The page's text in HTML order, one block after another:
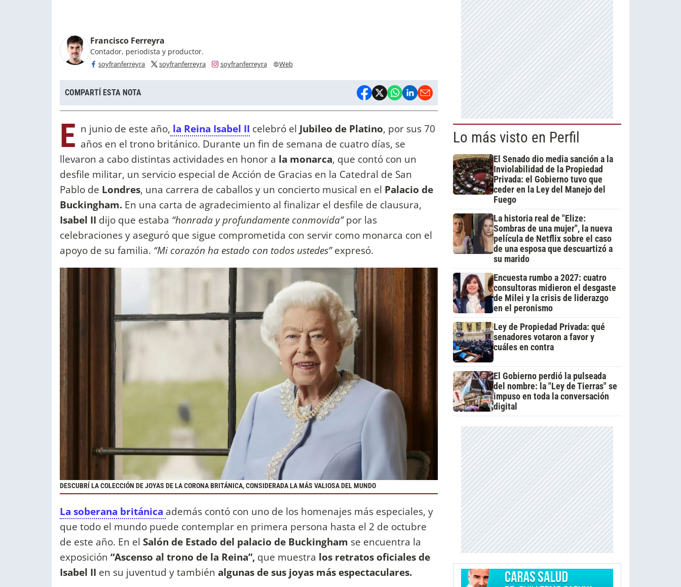
Francisco Ferreyra
Contador, periodista y productor.
soyfranferreyra soyfranferreyra soyfranferreyra Web
COMPARTÍ ESTA NOTA
E n junio de este año, la Reina Isabel II celebró el Jubileo de Platino, por sus 70
años en el trono británico. Durante un fin de semana de cuatro días, se
llevaron a cabo distintas actividades en honor a la monarca, que contó con un
desfile militar, un servicio especial de Acción de Gracias en la Catedral de San
Pablo de Londres, una carrera de caballos y un concierto musical en el Palacio de
Buckingham. En una carta de agradecimiento al finalizar el desfile de clausura,
Isabel II dijo que estaba “honrada y profundamente conmovida”por las
celebraciones y aseguró que sigue comprometida con servir como monarca con el
apoyo de su familia. “Mi corazón ha estado con todos ustedes”expresó.
DESCUBRÍ LA COLECCIÓN DE JOYAS DE LA CORONA BRITÁNICA, CONSIDERADA LA MÁS VALIOSA DEL MUNDO
La soberana británica además contó con uno de los homenajes más especiales, y
que todo el mundo puede contemplar en primera persona hasta el 2 de octubre
de este año. En el Salón de Estado del palacio de Buckingham se encuentra la
exposición “Ascenso al trono de la Reina”, que muestra los retratos oficiales de
Isabel II en su juventud y también algunas de sus joyas más espectaculares.
Lo más visto en Perfil
El Senado dio media sanción a la
Inviolabilidad de la Propiedad
Privada: el Gobierno tuvo que
ceder en la Ley del Manejo del
Fuego
La historia real de "Elize:
Sombras de una mujer", la nueva
película de Netflix sobre el caso
de una esposa que descuartizó a
su marido
Encuesta rumbo a 2027: cuatro
consultoras midieron el desgaste
de Milei y la crisis de liderazgo
en el peronismo
Ley de Propiedad Privada: qué
senadores votaron a favor y
cuáles en contra
El Gobierno perdió la pulseada
del nombre: la "Ley de Tierras" se
impuso en toda la conversación
digital